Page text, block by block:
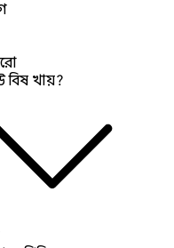
বিষ খায়?